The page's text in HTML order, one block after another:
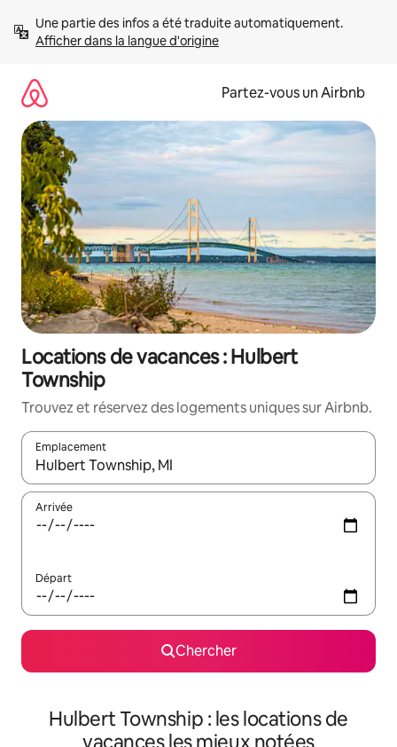
directement
Afficher dans la langue d'origine
Partez-vous un Airbnb
Locations de vacances : Hulbert
Township
Trouvez et réservez des logements uniques sur Airbnb.
Emplacement
Quand les résultats sont affichés, parcourez-les en utilisant
Arrivée
Départ
Chercher
Hulbert Township : les locations de